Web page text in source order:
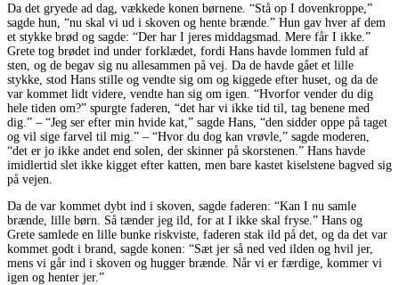
Da det gryede ad dag, vækkede konen børnene. “Stå op I dovenkroppe,”
sagde hun, “nu skal vi ud i skoven og hente brænde.” Hun gav hver af dem
et stykke brød og sagde: “Der har I jeres middagsmad. Mere får I ikke.”
Grete tog brødet ind under forklædet, fordi Hans havde lommen fuld af
sten, og de begav sig nu allesammen på vej. Da de havde gået et lille
stykke, stod Hans stille og vendte sig om og kiggede efter huset, og da de
var kommet lidt videre, vendte han sig om igen. “Hvorfor vender du dig
hele tiden om?” spurgte faderen, “det har vi ikke tid til, tag benene med
dig.” – “Jeg ser efter min hvide kat,” sagde Hans, “den sidder oppe på taget
og vil sige farvel til mig.” – “Hvor du dog kan vrøvle,” sagde moderen,
“det er jo ikke andet end solen, der skinner på skorstenen.” Hans havde
imidlertid slet ikke kigget efter katten, men bare kastet kiselstene bagved sig
på vejen.
Da de var kommet dybt ind i skoven, sagde faderen: “Kan I nu samle
brænde, lille børn. Så tænder jeg ild, for at I ikke skal fryse.” Hans og
Grete samlede en lille bunke riskviste, faderen stak ild på det, og da det var
kommet godt i brand, sagde konen: “Sæt jer så ned ved ilden og hvil jer,
mens vi går ind i skoven og hugger brænde. Når vi er færdige, kommer vi
igen og henter jer.”